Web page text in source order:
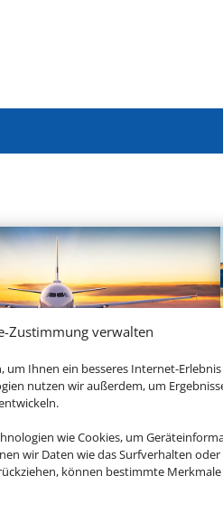
Zustimmung verwalten
Ihnen ein besseres Internet-
nutzen wir außerdem, um
wie Cookies, um
wir Daten wie das Surfverhalten
können bestimmte
Linienflug